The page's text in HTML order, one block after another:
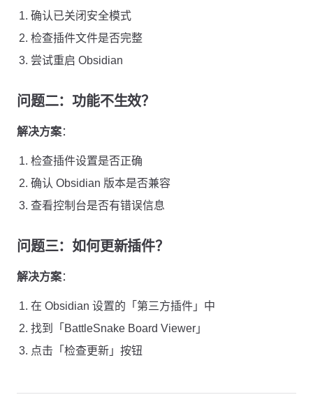
确认已关闭安全模式
检查插件文件是否完整
尝试重启 Obsidian
问题二：功能不生效？
解决方案：
检查插件设置是否正确
确认 Obsidian 版本是否兼容
查看控制台是否有错误信息
问题三：如何更新插件？
解决方案：
在 Obsidian 设置的「第三方插件」中
找到「BattleSnake Board Viewer」
点击「检查更新」按钮